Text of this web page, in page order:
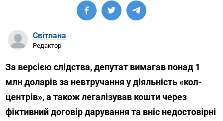
Світлана
Редактор
За версією слідства, депутат вимагав понад 1
млн доларів за невтручання у діяльність «кол-
центрів», а також легалізував кошти через
фіктивний договір дарування та вніс недостовірні